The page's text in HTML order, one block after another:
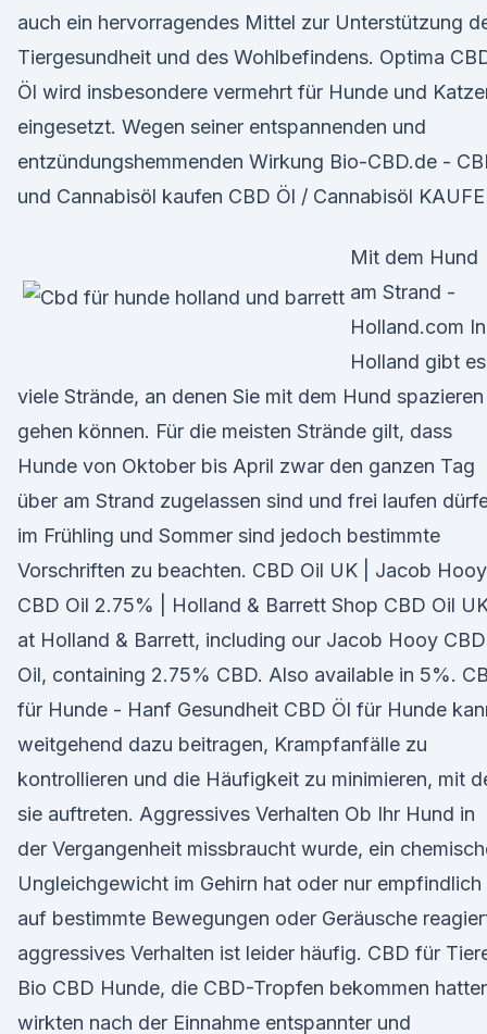
auch ein hervorragendes Mittel zur Unterstützung
Tiergesundheit und des Wohlbefindens. Optima
Öl wird insbesondere vermehrt für Hunde und
eingesetzt. Wegen seiner entspannenden und
entzündungshemmenden Wirkung Bio-CBD.de -
und Cannabisöl kaufen CBD Öl / Cannabisöl
Mit dem Hund
am Strand -
Holland.com In
Holland gibt es
viele Strände, an denen Sie mit dem Hund spazieren
gehen können. Für die meisten Strände gilt, dass
Hunde von Oktober bis April zwar den ganzen Tag
über am Strand zugelassen sind und frei laufen
im Frühling und Sommer sind jedoch bestimmte
Vorschriften zu beachten. CBD Oil UK | Jacob Hooy
CBD Oil 2.75% | Holland & Barrett Shop CBD Oil
at Holland & Barrett, including our Jacob Hooy CBD
Oil, containing 2.75% CBD. Also available in 5%.
für Hunde - Hanf Gesundheit CBD Öl für Hunde
weitgehend dazu beitragen, Krampfanfälle zu
kontrollieren und die Häufigkeit zu minimieren, mit
sie auftreten. Aggressives Verhalten Ob Ihr Hund in
der Vergangenheit missbraucht wurde, ein
Ungleichgewicht im Gehirn hat oder nur empfindlich
auf bestimmte Bewegungen oder Geräusche
aggressives Verhalten ist leider häufig. CBD für
Bio CBD Hunde, die CBD-Tropfen bekommen
wirkten nach der Einnahme entspannter und